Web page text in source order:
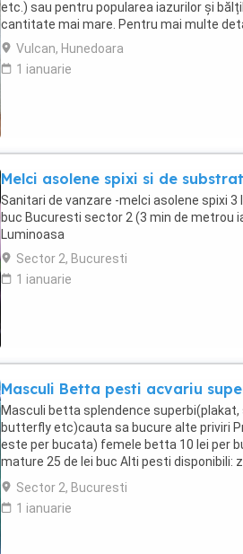
etc.) sau pentru popularea iazurilor și
cantitate mai mare. Pentru mai multe
Vulcan, Hunedoara
1 ianuarie
Melci asolene spixi si de substrat
Sanitari de vanzare -melci asolene spixi
buc Bucuresti sector 2 (3 min de metrou
Luminoasa
Sector 2, Bucuresti
1 ianuarie
Masculi Betta pesti acvariu
Masculi betta splendence superbi(plakat,
butterfly etc)cauta sa bucure alte priviri
este per bucata) femele betta 10 lei per
mature 25 de lei buc Alti pesti disponibili:
substrat(3 lei ...
Sector 2, Bucuresti
1 ianuarie